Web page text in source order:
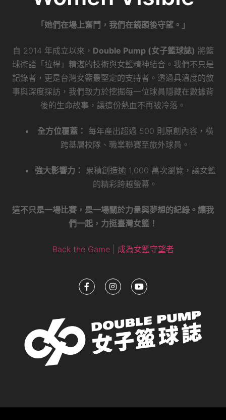
「她們在場上奮鬥，我們在鏡頭後守望。」
自 2014 年成立以來， Double Pump (女子籃球誌) 將籃
球術語「拉桿」精湛的技術與女籃精神結合。我們不只是
記錄者，更是台灣女籃最堅定的支持者。透過具溫度的敘
事與深度採訪，我們致力於挖掘每一位球員隱藏在數據背
後的生命故事，讓這份熱血不再被冷落。
全方位覆蓋： 每年產出超過 500 則原創內容，橫
跨基層校隊、職業聯賽至旅外球員。
強大影響力：
累積創造逾 1,000 萬次瀏覽，讓女籃
的精彩跨越螢幕。
這不只是一場比賽，是一場關於力量與夢想的紀錄。讓我
們一起，力挺臺灣女籃！
Back the Game | 成為女籃守望者